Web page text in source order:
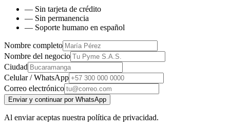
— Sin tarjeta de crédito
— Sin permanencia
— Soporte humano en español
Nombre completo
Nombre del negocio
Ciudad
Celular / WhatsApp
Correo electrónico
Enviar y continuar por WhatsApp
Al enviar aceptas nuestra política de privacidad.